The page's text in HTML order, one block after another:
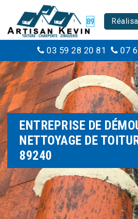
03 59 28 20 81 07
ENTREPRISE DE
NETTOYAGE DE
89240